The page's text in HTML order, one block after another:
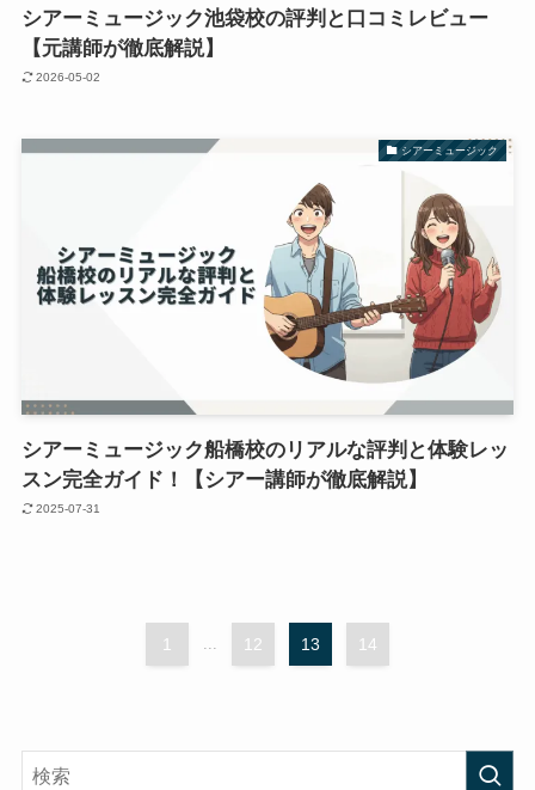
シアーミュージック池袋校の評判と口コミレビュー
【元講師が徹底解説】
2026-05-02
シアーミュージック
シアーミュージック船橋校のリアルな評判と体験レッ
スン完全ガイド！【シアー講師が徹底解説】
2025-07-31
1 ... 12 13 14